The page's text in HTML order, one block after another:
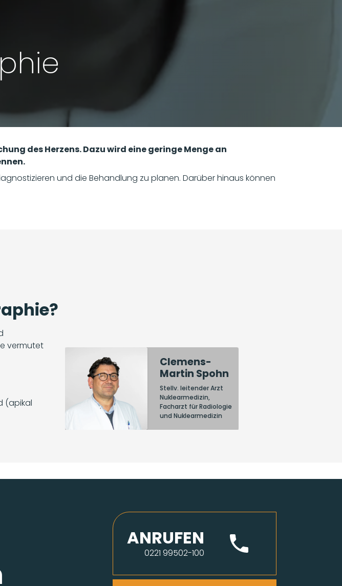
des Herzens. Dazu wird eine geringe Menge an
und die Behandlung zu planen. Darüber hinaus können
vermutet
(apikal
Clemens-
Martin Spohn
Stellv. leitender Arzt
Nuklearmedizin,
Facharzt für Radiologie
und Nuklearmedizin
ANRUFEN
0221 99502-100